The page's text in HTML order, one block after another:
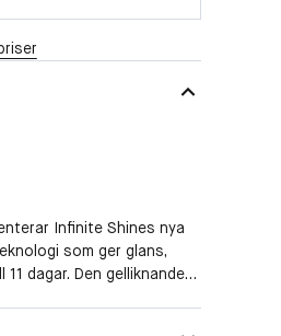
Infinite Shines nya
som ger glans,
dagar. Den gelliknande